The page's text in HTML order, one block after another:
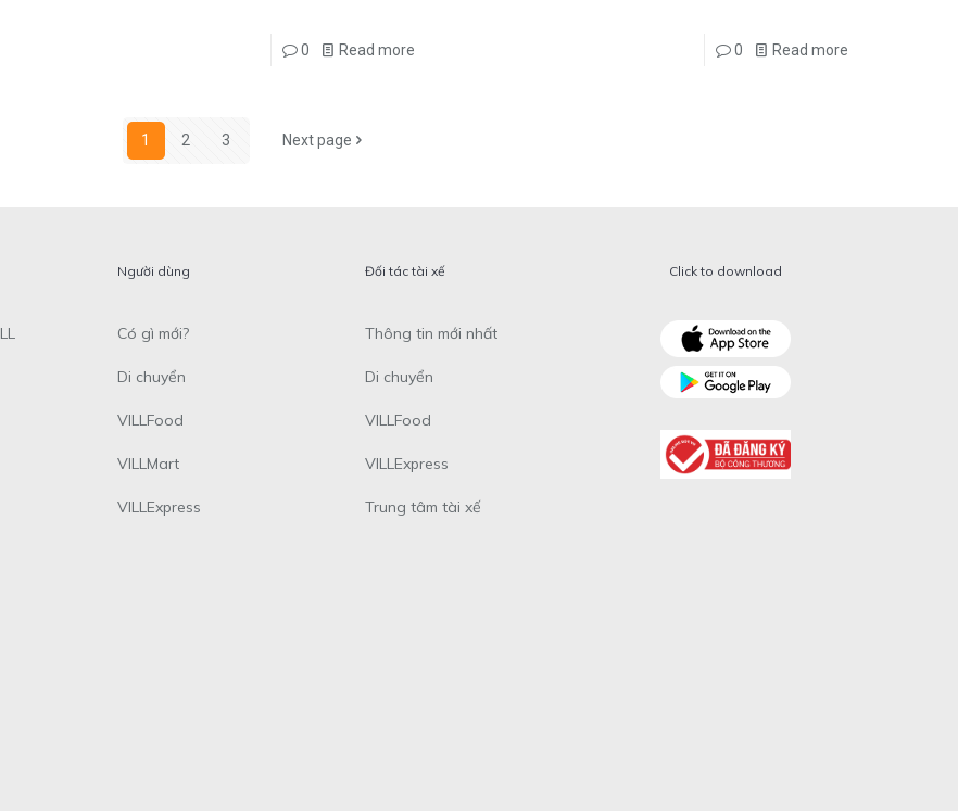
0 Read more 0 Read more
1 2 3 Next page
Người dùng
Có gì mới?
Di chuyển
VILLFood
VILLMart
VILLExpress
Đối tác tài xế
Thông tin mới nhất
Di chuyển
VILLFood
VILLExpress
Trung tâm tài xế
Click to download